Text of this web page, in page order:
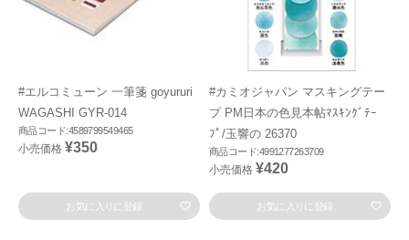
#エルコミューン 一筆箋 goyururi
WAGASHI GYR-014
商品コード:4589799549465
小売価格 ¥350
お気に入りに登録
#カミオジャパン マスキングテー
プ PM日本の色見本帖ﾏｽｷﾝｸﾞﾃｰ
ﾌﾟ/玉響の 26370
商品コード:4991277263709
小売価格 ¥420
お気に入りに登録